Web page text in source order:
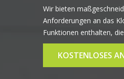
Wir bieten
Anforderungen an das
Funktionen enthalten,
KOSTENLOSES